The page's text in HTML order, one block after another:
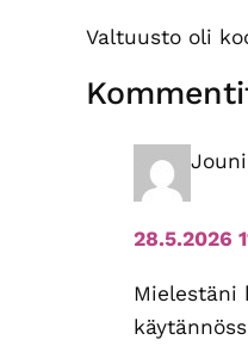
Valtuusto oli
Lukijan
28.5.2026
Mielestäni